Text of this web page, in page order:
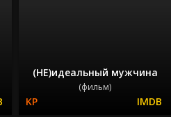
(НЕ)идеальный мужчина
(фильм)